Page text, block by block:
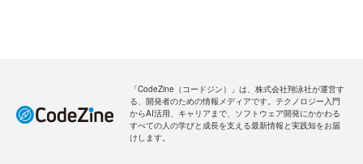
「CodeZine（コードジン）」は、株式会社翔泳社が運営す
る、開発者のための情報メディアです。テクノロジー入門
からAI活用、キャリアまで、ソフトウェア開発にかかわる
すべての人の学びと成長を支える最新情報と実践知をお届
けします。